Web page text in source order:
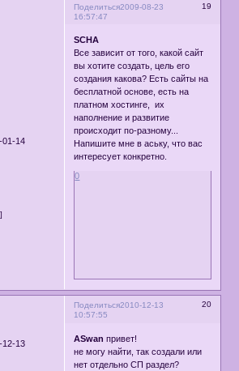
Поделиться 19
2009-08-23
16:57:47
01-14
SCHA
Все зависит от того, какой сайт
вы хотите создать, цель его
создания какова? Есть сайты на
бесплатной основе, есть на
платном хостинге, их
наполнение и развитие
происходит по-разному...
Напишите мне в аську, что вас
интересует конкретно.
0
Поделиться 20
2010-12-13
10:57:55
12-13
ASwan привет!
не могу найти, так создали или
нет отдельно СП раздел?